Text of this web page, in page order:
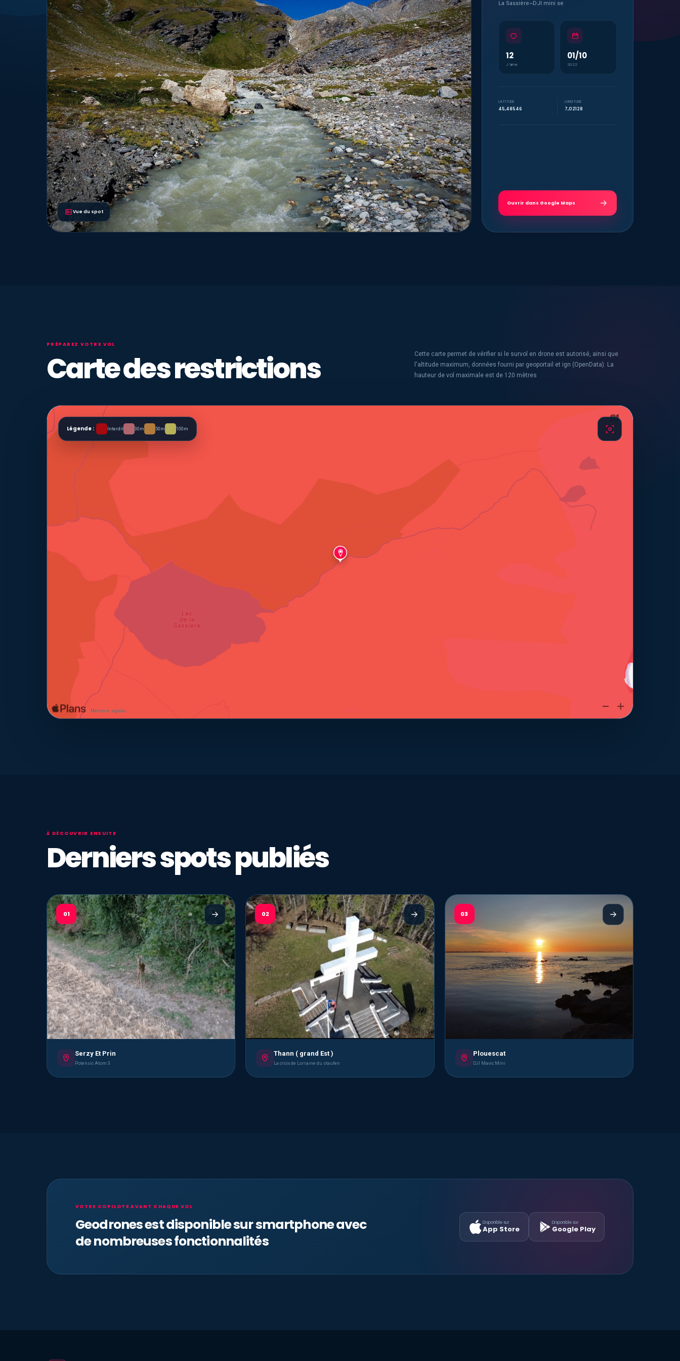
Vue du spot
La Sassière~DJI mini se
12
J’aime
01/10
2022
LATITUDE
45,48546
LONGITUDE
7,02128
Ouvrir dans Google Maps
PRÉPAREZ VOTRE VOL
Carte des restrictions
Cette carte permet de vérifier si le survol en drone est autorisé, ainsi que
l'altitude maximum, données fourni par geoportail et ign (OpenData). La
hauteur de vol maximale est de 120 mètres
Légende : Interdit 30m 50m 100m
À DÉCOUVRIR ENSUITE
Derniers spots publiés
01
Serzy Et Prin
Potensic Atom 3
02
Thann ( grand Est )
La croix de Lorraine du staufen
03
Plouescat
DJI Mavic Mini
VOTRE COPILOTE AVANT CHAQUE VOL
Geodrones est disponible sur smartphone avec
de nombreuses fonctionnalités
Disponible sur
App Store
Disponible sur
Google Play